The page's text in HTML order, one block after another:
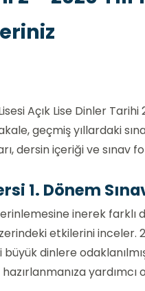
Açık Lise Dinler
geçmiş yıllardaki
dersin içeriği ve
1. Dönem
inerek
etkilerini inceler.
dinlere
yardımcı